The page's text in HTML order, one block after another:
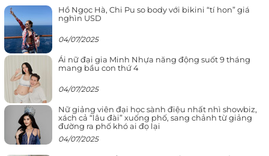
Hồ Ngọc Hà, Chi Pu so body với bikini “tí hon” giá
nghìn USD
04/07/2025
Ái nữ đại gia Minh Nhựa năng động suốt 9 tháng
mang bầu con thứ 4
04/07/2025
Nữ giảng viên đại học sành điệu nhất nhì showbiz,
xách cả “lâu đài” xuống phố, sang chảnh từ giảng
đường ra phố khó ai đọ lại
04/07/2025